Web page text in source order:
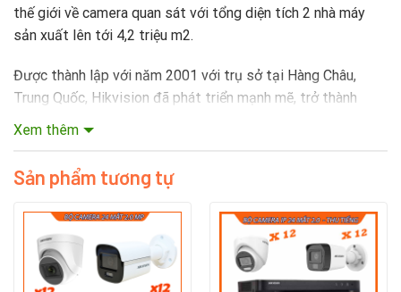
thế giới về camera quan sát với tổng diện tích 2 nhà máy
sản xuất lên tới 4,2 triệu m2.
Được thành lập với năm 2001 với trụ sở tại Hàng Châu,
Trung Quốc, Hikvision đã phát triển mạnh mẽ, trở thành
công ty đa quốc gia với 25 chi nhánh trên toàn thế giới như
và Dubai…Hikvision cũng có công ty liên kết với Ấn Độ và
Nga, một trung tâm bảo hành tại Hồng Kong. Ngay tại quê
nhà, Hikvision cũng phát triển mạnh mẽ với 35 chi nhánh
trên toàn Trung Quốc.
Hikvision cũng có văn phòng tại nhiều quốc gia trên thế
Xem thêm
Sản phẩm tương tự